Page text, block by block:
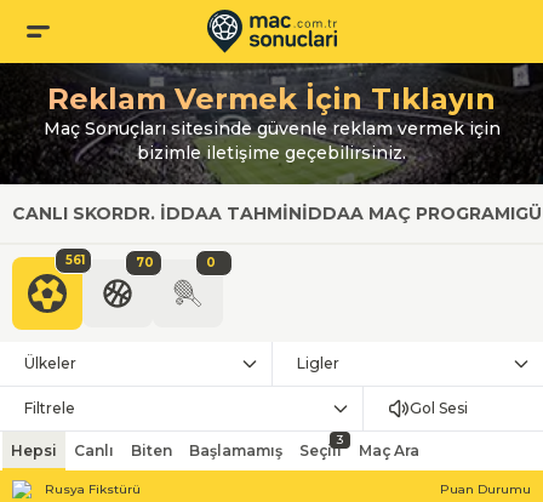
Reklam Vermek İçin Tıklayın
Maç Sonuçları sitesinde güvenle reklam vermek için
bizimle iletişime geçebilirsiniz.
CANLI SKORDR. İDDAA TAHMINİDDAA MAÇ PROGRAMI
561 70 0
Ülkeler Ligler
Filtrele Gol Sesi
Hepsi Canlı Biten Başlamamış Seçili
3
Maç Ara
Rusya Fikstürü Puan Durumu